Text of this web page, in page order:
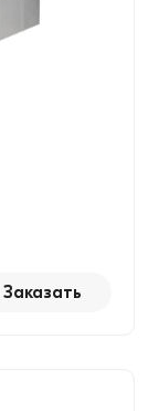
Заказать